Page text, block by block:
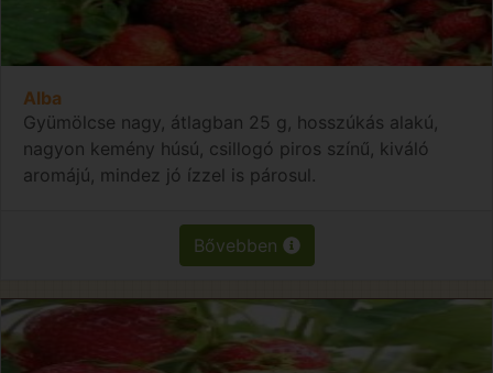
Alba
Gyümölcse nagy, átlagban 25 g, hosszúkás alakú,
nagyon kemény húsú, csillogó piros színű, kiváló
aromájú, mindez jó ízzel is párosul.
Bővebben